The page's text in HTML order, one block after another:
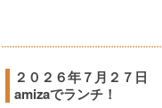
２０２６年７月２７日
amizaでランチ！